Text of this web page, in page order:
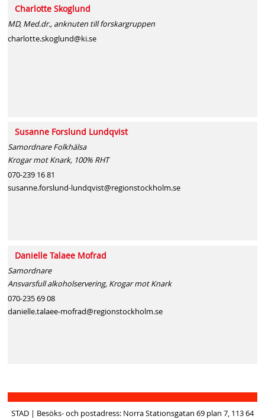
Charlotte Skoglund
MD, Med.dr., anknuten till forskargruppen
charlotte.skoglund@ki.se
Susanne Forslund Lundqvist
Samordnare Folkhälsa
Krogar mot Knark, 100% RHT
070-239 16 81
susanne.forslund-lundqvist@regionstockholm.se
Danielle Talaee Mofrad
Samordnare
Ansvarsfull alkoholservering, Krogar mot Knark
070-235 69 08
danielle.talaee-mofrad@regionstockholm.se
STAD | Besöks- och postadress: Norra Stationsgatan 69 plan 7, 113 64